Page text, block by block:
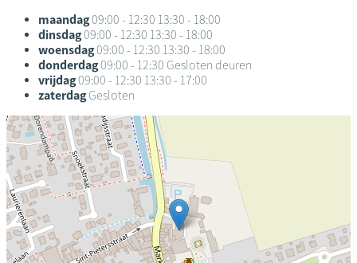
maandag09:00 - 12:30 13:30 - 18:00
dinsdag09:00 - 12:30 13:30 - 18:00
woensdag09:00 - 12:30 13:30 - 18:00
donderdag09:00 - 12:30 Gesloten deuren
vrijdag09:00 - 12:30 13:30 - 17:00
zaterdag Gesloten